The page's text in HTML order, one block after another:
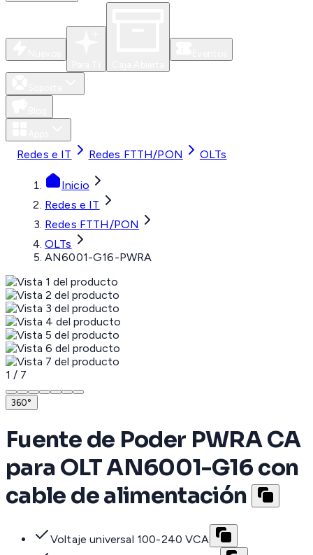
Redes e IT Redes FTTH/PON OLTs
Inicio
Redes e IT
Redes FTTH/PON
OLTs
AN6001-G16-PWRA
1 / 7
360°
Fuente de Poder PWRA CA
para OLT AN6001-G16 con
cable de alimentación
Voltaje universal 100-240 VCA